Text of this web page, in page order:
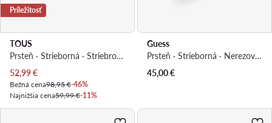
Príležitosť
TOUS
Prsteň · Strieborná · Striebro 925
Aktuálna cena
52,99€
Bežná cena98,95 €-46%
Najnižšia cena59,99 €-11%
Guess
Prsteň · Strieborná · Nerezová oceľ
45,00€